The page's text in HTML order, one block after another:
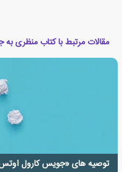
مقالات مرتبط با کتاب منظری به